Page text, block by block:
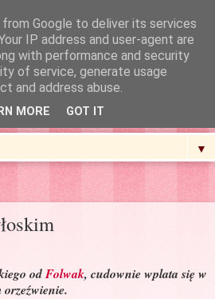
▼
odFolwak, cudownie wplata się w
Google to deliver its services
IP address and user-agent are
with performance and security
of service, generate usage
and address abuse.
MORE GOT IT